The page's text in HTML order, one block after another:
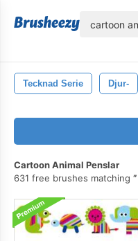
Tecknad Serie Djur-
Cartoon Animal Penslar
631 free brushes matching